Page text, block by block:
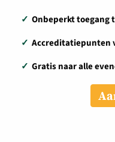
✓ Onbeperkt toegang
✓ Accreditatiepunten
✓ Gratis naar alle